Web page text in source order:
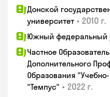
Донской
университет • 2010 г.
Южный федеральный
Частное
Дополнительного
Образования
"Темпус" • 2022 г.